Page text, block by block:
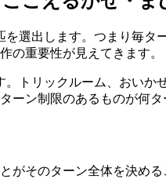
を選出します。つまり毎
の重要性が見えてきます。
トリックルーム、おい
ン制限のあるものが何
がそのターン全体を決める